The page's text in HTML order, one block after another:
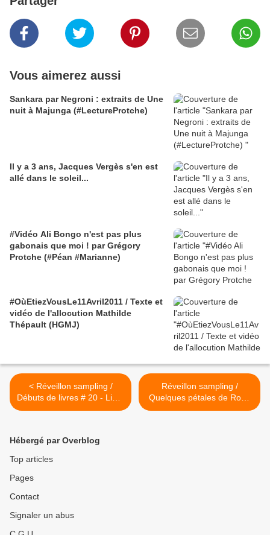
Vous aimerez aussi
Sankara par Negroni : extraits de Une
nuit à Majunga (#LectureProtche)
Il y a 3 ans, Jacques Vergès s'en est
allé dans le soleil...
#Vidéo Ali Bongo n'est pas plus
gabonais que moi ! par Grégory
Protche (#Péan #Marianne)
#OùEtiezVousLe11Avril2011 / Texte et
vidéo de l'allocution Mathilde
Thépault (HGMJ)
< Réveillon sampling /
Débuts de livres # 20 - Livre
de Harlem / Zora Neale
Réveillon sampling /
Quelques pétales de Rose
Calypso >
Hébergé par Overblog
Top articles
Pages
Contact
Signaler un abus